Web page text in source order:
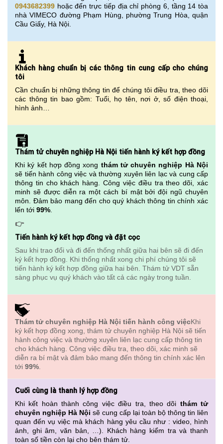
0943682399 hoặc đến trực tiếp địa chỉ phòng 6, tầng 14 tòa
nhà VIMECO đường Phạm Hùng, phường Trung Hòa, quận
Cầu Giấy, Hà Nội.
Khách hàng chuẩn bị các thông tin cung cấp cho chúng
tôi
Cần chuẩn bị những thông tin để chúng tôi điều tra, theo dõi
các thông tin bao gồm: Tuổi, họ tên, nơi ở, số điện thoại,
hình ảnh…
Thám tử chuyên nghiệp Hà Nội tiến hành ký kết hợp đồng
Khi ký kết hợp đồng xong thám tử chuyên nghiệp Hà Nội
sẽ tiến hành công việc và thường xuyên liên lạc và cung cấp
thông tin cho khách hàng. Công việc điều tra theo dõi, xác
minh sẽ được diễn ra một cách bí mật bởi đội ngũ chuyên
môn. Đảm bảo mang đến cho quý khách thông tin chính xác
lến tới 99%
👉
Tiến hành ký kết hợp đồng và đặt cọc
Sau khi trao đổi và đi đến thống nhất giữa hai bên sẽ đi đến
ký kết hợp đồng. Khi thống nhất xong chi phí chúng tôi sẽ
tiến hành ký kết hợp đồng giữa hai bên. Thám tử VDT sẵn
sàng phục vụ quý khách vào tất cả các ngày trong tuần.
Thám tử chuyên nghiệp Hà Nội tiến hành công việcKhi
ký kết hợp đồng xong, thám tử chuyên nghiệp Hà Nội sẽ tiến
hành công việc và thường xuyên liên lạc cung cấp thông tin
cho khách hàng. Công việc điều tra, theo dõi, xác minh sẽ
diễn ra bí mật và đảm bảo mang đến thông tin chính xác lên
tới 99%
Cuối cùng là thanh lý hợp đồng
Khi kết hoàn thành công việc điều tra, theo dõi thám tử
chuyên nghiệp Hà Nội sẽ cung cấp lại toàn bộ thông tin liên
quan đến vụ việc mà khách hàng yêu cầu như : video, hình
ảnh, ghi âm, văn bản, …). Khách hàng kiểm tra và thanh
toàn số tiền còn lại cho bên thám tử.